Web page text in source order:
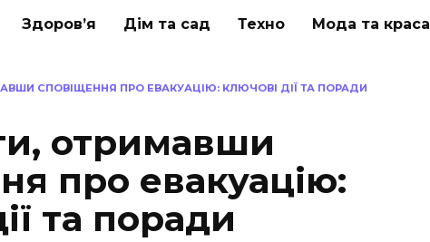
Здоров’я Дім та сад Техно Мода та краса
СПОВІЩЕННЯ ПРО ЕВАКУАЦІЮ: КЛЮЧОВІ ДІЇ ТА ПОРАДИ
отримавши
про евакуацію:
та поради